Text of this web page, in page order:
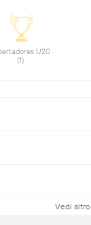
U20
(1)
Vedi altro